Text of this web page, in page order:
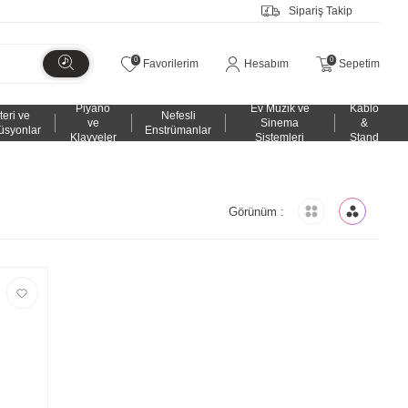
Sipariş Takip
0 Favorilerim Hesabım 0 Sepetim
ve
Piyano
ve
Klavyeler
Nefesli
Enstrümanlar
Ev Müzik ve
Sinema
Sistemleri
Kablo
&
Stand
Görünüm :